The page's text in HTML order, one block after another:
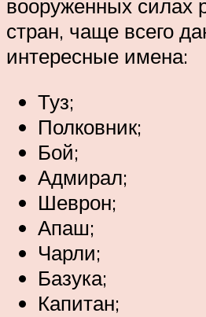
вооруженных силах
стран, чаще всего
интересные имена:
Туз;
Полковник;
Бой;
Адмирал;
Шеврон;
Апаш;
Чарли;
Базука;
Капитан;